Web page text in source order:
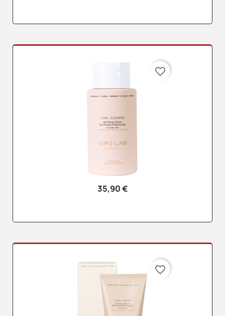
35,90 €
favorite_border
favorite_border